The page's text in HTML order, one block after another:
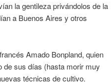
la gentileza privándolos de la
a Buenos Aires y otros
Amado Bonpland, quien
de sus días (hasta morir muy
técnicas de cultivo.